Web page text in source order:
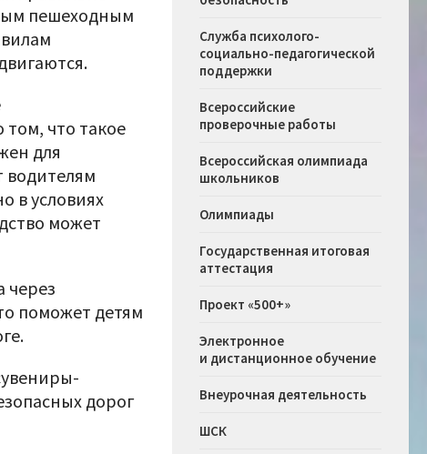
пешеходным
том, что такое
для
водителям
в условиях
может
через
поможет детям
дорог
Служба психолого-
социально-педагогической
поддержки
Всероссийские
проверочные работы
Всероссийская олимпиада
школьников
Олимпиады
Государственная итоговая
аттестация
Проект «500+»
Электронное
и дистанционное обучение
Внеурочная деятельность
ШСК